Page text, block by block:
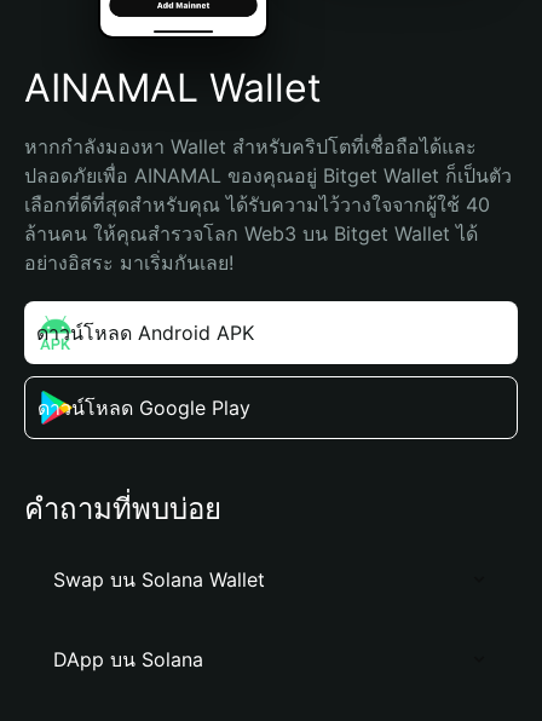
Español (Argentina)
AINAMAL Wallet
หากกำลังมองหา Wallet สำหรับคริปโตที่เชื่อถือได้และ
ปลอดภัยเพื่อ AINAMAL ของคุณอยู่ Bitget Wallet ก็เป็นตัว
เลือกที่ดีที่สุดสำหรับคุณ ได้รับความไว้วางใจจากผู้ใช้ 40
ล้านคน ให้คุณสำรวจโลก Web3 บน Bitget Wallet ได้
อย่างอิสระ มาเริ่มกันเลย!
ดาวน์โหลด Android APK
ดาวน์โหลด Google Play
คำถามที่พบบ่อย
Swap บน Solana Wallet
DApp บน Solana